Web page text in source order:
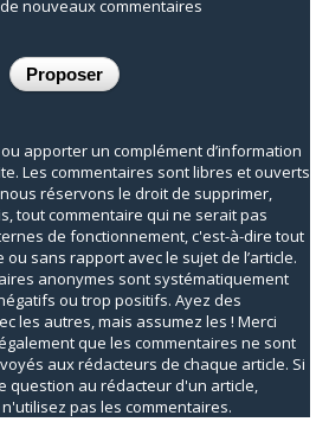
nouveaux commentaires
apporter un complément d’information
Les commentaires sont libres et ouverts
réservons le droit de supprimer,
tout commentaire qui ne serait pas
de fonctionnement, c'est-à-dire tout
sans rapport avec le sujet de l’article.
anonymes sont systématiquement
ou trop positifs. Ayez des
les autres, mais assumez les ! Merci
que les commentaires ne sont
aux rédacteurs de chaque article. Si
question au rédacteur d'un article,
pas les commentaires.